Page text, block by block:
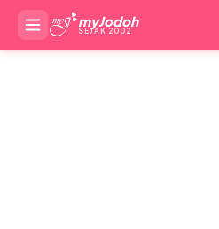
myJodoh
SEJAK 2002